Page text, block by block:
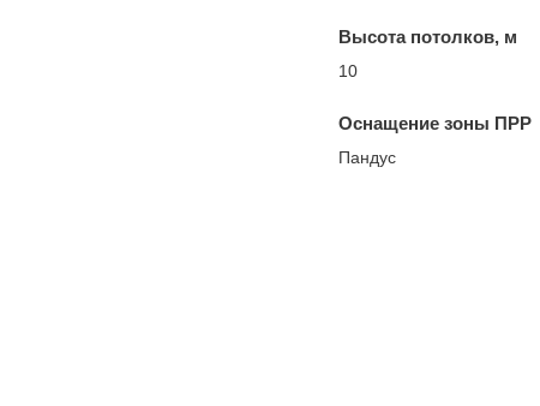
Высота потолков, м
10
Оснащение зоны ПРР
Пандус